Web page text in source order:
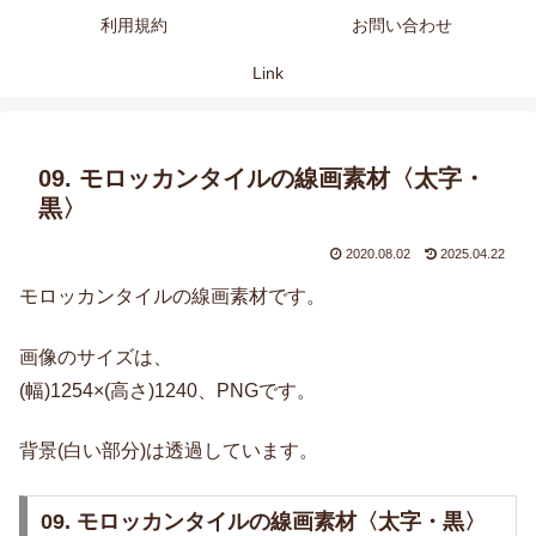
利用規約 お問い合わせ
Link
09. モロッカンタイルの線画素材〈太字・
黒〉
2020.08.02 2025.04.22
モロッカンタイルの線画素材です。
画像のサイズは、
(幅)1254×(高さ)1240、PNGです。
背景(白い部分)は透過しています。
09. モロッカンタイルの線画素材〈太字・黒〉